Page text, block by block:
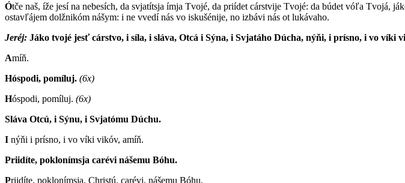
Ótče naš, íže jesí na nebesích, da svjatítsja ímja Tvojé, da priídet cárstvije Tvojé: da búdet vóľa Tvojá,
ostavľájem dolžnikóm nášym: i ne vvedí nás vo iskušénije, no izbávi nás ot lukávaho.
Jeréj: Jáko tvojé jesť cárstvo, i síla, i sláva, Otcá i Sýna, i Svjatáho Dúcha, nýňi, i prísno, i vo víki
Amíň.
Hóspodi, pomíluj. (6x)
Hóspodi, pomíluj. (6x)
Sláva Otcú, i Sýnu, i Svjatómu Dúchu.
I nýňi i prísno, i vo víki vikóv, amíň.
Priidíte, poklonímsja carévi nášemu Bóhu.
Priidíte, poklonímsja, Christú, carévi, nášemu Bóhu.